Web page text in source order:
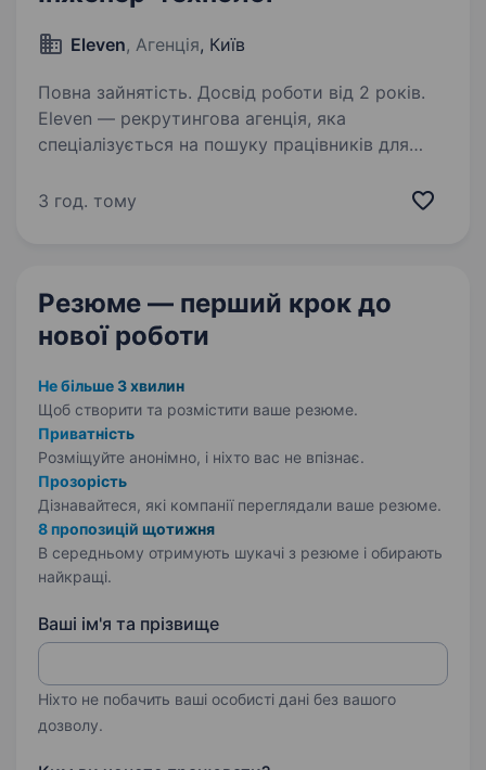
Eleven, Агенція, Київ
Повна зайнятість. Досвід роботи від 2 років.
Eleven — рекрутингова агенція, яка
спеціалізується на пошуку працівників для
мета — підтримувати розвиток оборонної
3 год. тому
Резюме — перший крок до
нової роботи
Не більше 3 хвилин
Щоб створити та розмістити ваше резюме.
Приватність
Розміщуйте анонімно, і ніхто вас не впізнає.
Прозорість
Дізнавайтеся, які компанії переглядали ваше резюме.
8 пропозицій щотижня
В середньому отримують шукачі з резюме і обирають
найкращі.
Ваші ім'я та прізвище
Ніхто не побачить ваші особисті дані без вашого
дозволу.